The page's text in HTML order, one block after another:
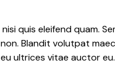
quis eleifend quam.
Blandit volutpat
ultrices vitae auctor